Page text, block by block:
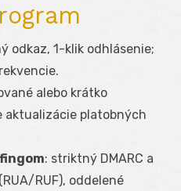
odkaz, 1-klik odhlásenie;
alebo krátko
aktualizácie platobných
: striktný DMARC a
RUF), oddelené